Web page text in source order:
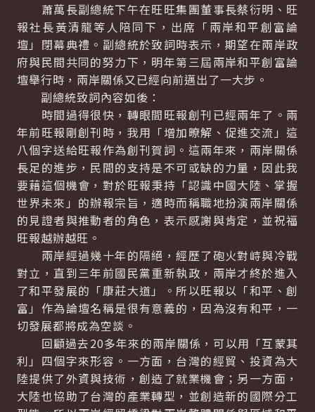
蕭萬長副總統下午在旺旺集團董事長蔡衍明、旺
報社長黃清龍等人陪同下，出席「兩岸和平創富論
壇」閉幕典禮。副總統於致詞時表示，期望在兩岸政
府與民間共同的努力下，明年第三屆兩岸和平創富論
壇舉行時，兩岸關係又已經向前邁出了一大步。
副總統致詞內容如後：
時間過得很快，轉眼間旺報創刊已經兩年了。兩
年前旺報剛創刊時，我用「增加暸解、促進交流」這
八個字送給旺報作為創刊賀詞。這兩年來，兩岸關係
長足的進步，民間的支持是不可或缺的力量，因此我
要藉這個機會，對於旺報秉持「認識中國大陸、掌握
世界未來」的辦報宗旨，適時而稱職地扮演兩岸關係
的見證者與推動者的角色，表示感謝與肯定，並祝福
旺報越辦越旺。
兩岸經過幾十年的隔絕，經歷了砲火對峙與冷戰
對立，直到三年前國民黨重新執政，兩岸才終於進入
了和平發展的「康莊大道」。所以旺報以「和平、創
富」作為論壇名稱是很有意義的，因為沒有和平，一
切發展都將成為空談。
回顧過去20多年來的兩岸關係，可以用「互蒙其
利」四個字來形容。一方面，台灣的經貿、投資為大
陸提供了外資與技術，創造了就業機會；另一方面，
大陸也協助了台灣的產業轉型，並創造新的國際分工